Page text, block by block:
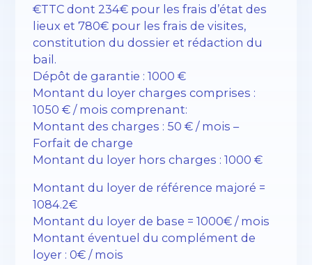
€TTC dont 234€ pour les frais d’état des
lieux et 780€ pour les frais de visites,
constitution du dossier et rédaction du
bail.
Dépôt de garantie : 1000 €
Montant du loyer charges comprises :
1050 € / mois comprenant:
Montant des charges : 50 € / mois –
Forfait de charge
Montant du loyer hors charges : 1000 €
Montant du loyer de référence majoré =
1084.2€
Montant du loyer de base = 1000€ / mois
Montant éventuel du complément de
loyer : 0€ / mois